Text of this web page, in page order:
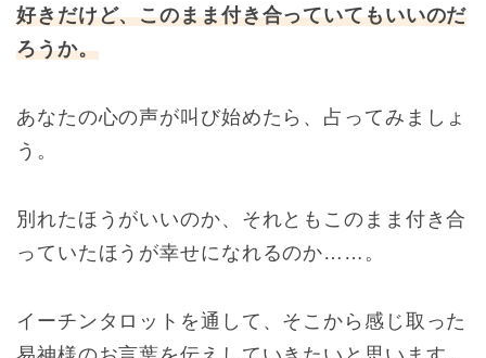
好きだけど、このまま付き合っていてもいいのだ
ろうか。
あなたの心の声が叫び始めたら、占ってみましょ
う。
別れたほうがいいのか、それともこのまま付き合
っていたほうが幸せになれるのか……。
イーチンタロットを通して、そこから感じ取った